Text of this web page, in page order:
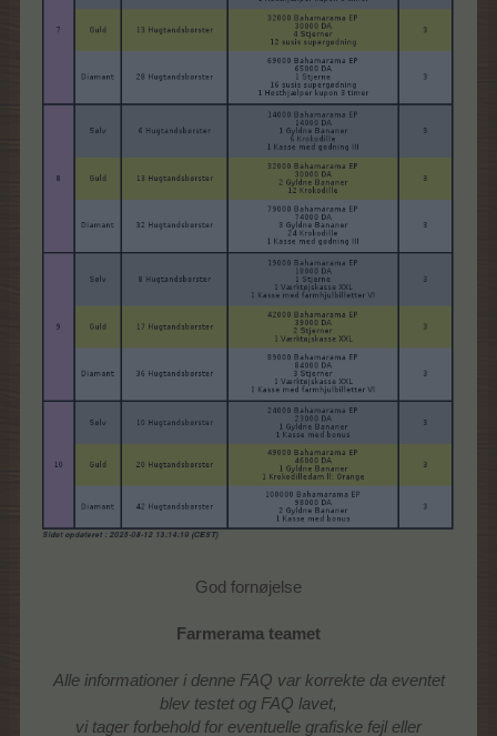
God fornøjelse
Farmerama teamet
Alle informationer i denne FAQ var korrekte da eventet
blev testet og FAQ lavet,
vi tager forbehold for eventuelle grafiske fejl eller